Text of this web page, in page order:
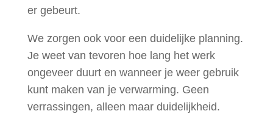
er gebeurt.
We zorgen ook voor een duidelijke planning.
Je weet van tevoren hoe lang het werk
ongeveer duurt en wanneer je weer gebruik
kunt maken van je verwarming. Geen
verrassingen, alleen maar duidelijkheid.